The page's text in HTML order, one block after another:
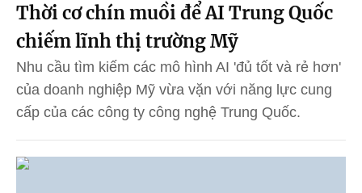
Thời cơ chín muồi để AI Trung Quốc
chiếm lĩnh thị trường Mỹ
Nhu cầu tìm kiếm các mô hình AI 'đủ tốt và rẻ hơn'
của doanh nghiệp Mỹ vừa vặn với năng lực cung
cấp của các công ty công nghệ Trung Quốc.